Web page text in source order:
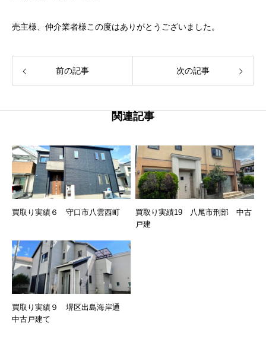
売主様、仲介業者様この度はありがとうございました。
前の記事 次の記事
関連記事
買取り実績６ 守口市八雲西町
買取り実績19 八尾市刑部 中古
戸建
買取り実績９ 堺区出島海岸通
中古戸建て